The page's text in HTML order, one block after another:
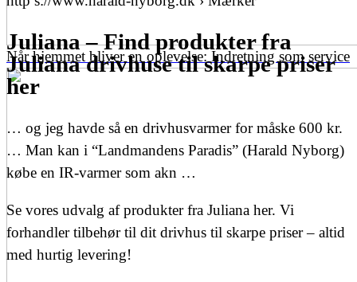
Når hjemmet bliver en oplevelse: Indretning som service
Juliana – Find produkter fra
Juliana drivhuse til skarpe priser
her
… og jeg havde så en drivhusvarmer for måske 600 kr.
… Man kan i “Landmandens Paradis” (Harald Nyborg)
købe en IR-varmer som akn …
Se vores udvalg af produkter fra Juliana her. Vi
forhandler tilbehør til dit drivhus til skarpe priser – altid
med hurtig levering!